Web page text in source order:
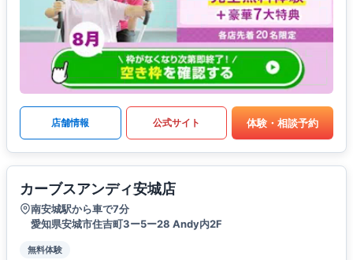
店舗情報 公式サイト 体験・相談予約
カーブスアンディ安城店
南安城駅から車で7分
愛知県安城市住吉町3ー5ー28 Andy内2F
無料体験